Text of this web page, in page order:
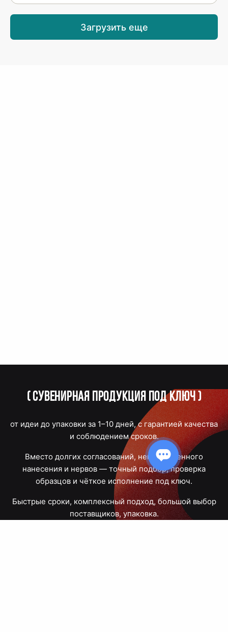
Загрузить еще
(Сувенирная продукция под ключ)
от идеи до упаковки за 1–10 дней, с гарантией качества
и соблюдением сроков.
Вместо долгих согласований, некачественного
нанесения и нервов — точный подбор, проверка
образцов и чёткое исполнение под ключ.
Быстрые сроки, комплексный подход, большой выбор
поставщиков, упаковка.